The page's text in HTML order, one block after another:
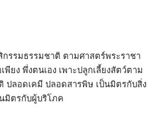
รรมธรรมชาติ ตามศาสตร์พระราชา
พียง พึ่งตนเอง เพาะปลูกเลี้ยงสัตว์ตาม
ปลอดเคมี ปลอดสารพิษ เป็นมิตรกับสิ่ง
มิตรกับผู้บริโภค